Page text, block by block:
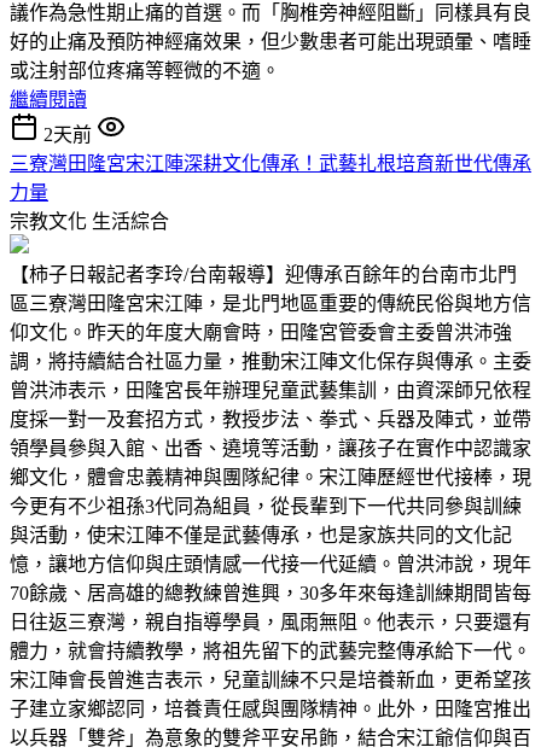
議作為急性期止痛的首選。而「胸椎旁神經阻斷」同樣具有良
好的止痛及預防神經痛效果，但少數患者可能出現頭暈、嗜睡
或注射部位疼痛等輕微的不適。
繼續閱讀
2天前
三寮灣田隆宮宋江陣深耕文化傳承！武藝扎根培育新世代傳承
力量
宗教文化 生活綜合
【柿子日報記者李玲/台南報導】迎傳承百餘年的台南市北門
區三寮灣田隆宮宋江陣，是北門地區重要的傳統民俗與地方信
仰文化。昨天的年度大廟會時，田隆宮管委會主委曾洪沛強
調，將持續結合社區力量，推動宋江陣文化保存與傳承。主委
曾洪沛表示，田隆宮長年辦理兒童武藝集訓，由資深師兄依程
度採一對一及套招方式，教授步法、拳式、兵器及陣式，並帶
領學員參與入館、出香、遶境等活動，讓孩子在實作中認識家
鄉文化，體會忠義精神與團隊紀律。宋江陣歷經世代接棒，現
今更有不少祖孫3代同為組員，從長輩到下一代共同參與訓練
與活動，使宋江陣不僅是武藝傳承，也是家族共同的文化記
憶，讓地方信仰與庄頭情感一代接一代延續。曾洪沛說，現年
70餘歲、居高雄的總教練曾進興，30多年來每逢訓練期間皆每
日往返三寮灣，親自指導學員，風雨無阻。他表示，只要還有
體力，就會持續教學，將祖先留下的武藝完整傳承給下一代。
宋江陣會長曾進吉表示，兒童訓練不只是培養新血，更希望孩
子建立家鄉認同，培養責任感與團隊精神。此外，田隆宮推出
以兵器「雙斧」為意象的雙斧平安吊飾，結合宋江爺信仰與百